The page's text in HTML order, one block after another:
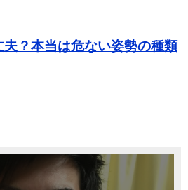
？本当は危ない姿勢の種類